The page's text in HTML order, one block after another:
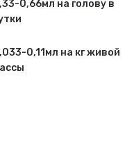
0,66мл на голову в
0,11мл на кг живой